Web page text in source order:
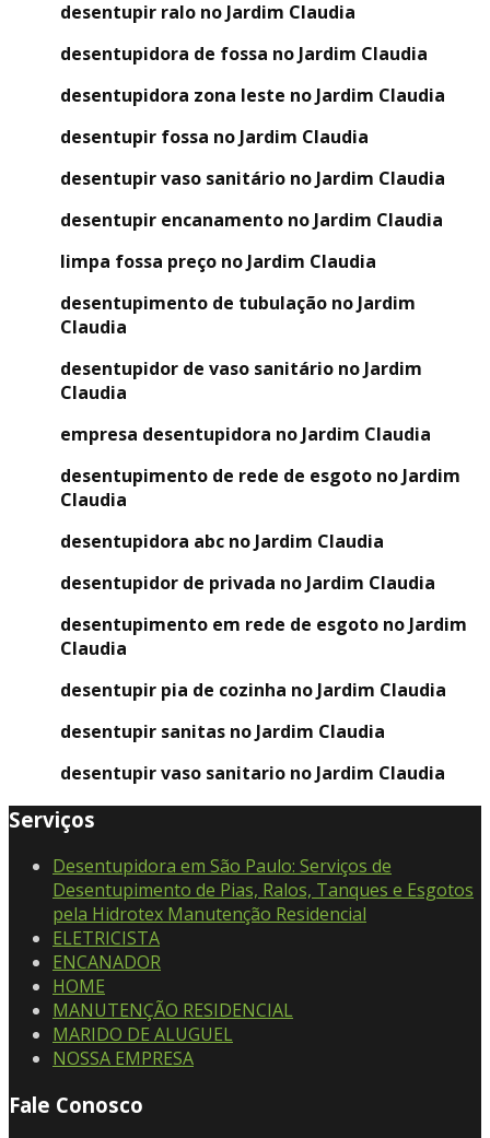
desentupir ralo no Jardim Claudia
desentupidora de fossa no Jardim Claudia
desentupidora zona leste no Jardim Claudia
desentupir fossa no Jardim Claudia
desentupir vaso sanitário no Jardim Claudia
desentupir encanamento no Jardim Claudia
limpa fossa preço no Jardim Claudia
desentupimento de tubulação no Jardim
Claudia
desentupidor de vaso sanitário no Jardim
Claudia
empresa desentupidora no Jardim Claudia
desentupimento de rede de esgoto no Jardim
Claudia
desentupidora abc no Jardim Claudia
desentupidor de privada no Jardim Claudia
desentupimento em rede de esgoto no Jardim
Claudia
desentupir pia de cozinha no Jardim Claudia
desentupir sanitas no Jardim Claudia
desentupir vaso sanitario no Jardim Claudia
Serviços
Desentupidora em São Paulo: Serviços de
Desentupimento de Pias, Ralos, Tanques e Esgotos
pela Hidrotex Manutenção Residencial
ELETRICISTA
ENCANADOR
HOME
MANUTENÇÃO RESIDENCIAL
MARIDO DE ALUGUEL
NOSSA EMPRESA
Fale Conosco